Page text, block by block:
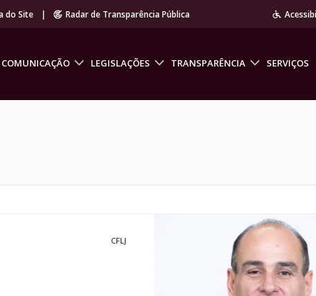
do Site | Radar de Transparência Pública
COMUNICAÇÃO LEGISLAÇÕES TRANSPARÊNCIA SERVIÇOS
CFLJ